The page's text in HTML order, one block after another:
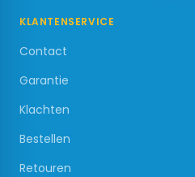
KLANTENSERVICE
Contact
Garantie
Klachten
Bestellen
Retouren